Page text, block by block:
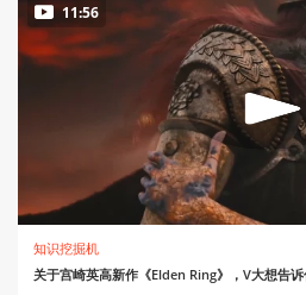
11:56
知识挖掘机
关于宫崎英高新作《Elden Ring》，V大想告